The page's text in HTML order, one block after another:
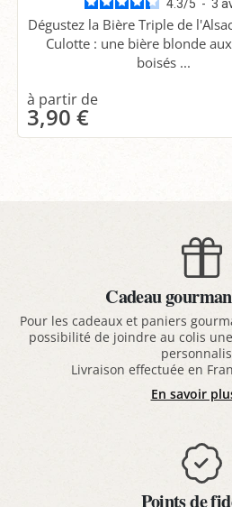
4.3/5 - 3
Dégustez la Bière Triple de
Culotte : une bière blonde
boisés ...
3,90 €
Cadeau
Pour les cadeaux et paniers
possibilité de joindre au colis
Livraison effectuée en
En savoir
Points de